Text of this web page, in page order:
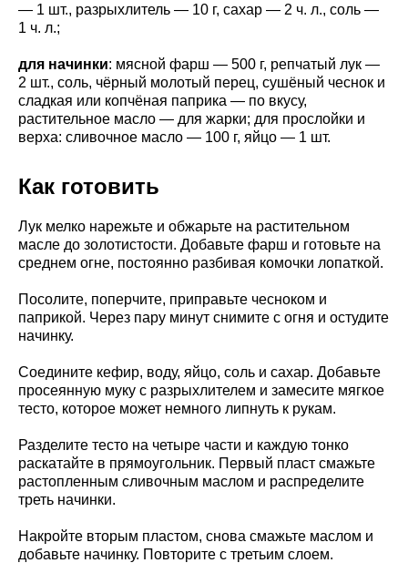
— 1 шт., разрыхлитель — 10 г, сахар — 2 ч. л., соль —
1 ч. л.;
для начинки: мясной фарш — 500 г, репчатый лук —
2 шт., соль, чёрный молотый перец, сушёный чеснок и
сладкая или копчёная паприка — по вкусу,
растительное масло — для жарки; для прослойки и
верха: сливочное масло — 100 г, яйцо — 1 шт.
Как готовить
Лук мелко нарежьте и обжарьте на растительном
масле до золотистости. Добавьте фарш и готовьте на
среднем огне, постоянно разбивая комочки лопаткой.
Посолите, поперчите, приправьте чесноком и
паприкой. Через пару минут снимите с огня и остудите
начинку.
Соедините кефир, воду, яйцо, соль и сахар. Добавьте
просеянную муку с разрыхлителем и замесите мягкое
тесто, которое может немного липнуть к рукам.
Разделите тесто на четыре части и каждую тонко
раскатайте в прямоугольник. Первый пласт смажьте
растопленным сливочным маслом и распределите
треть начинки.
Накройте вторым пластом, снова смажьте маслом и
добавьте начинку. Повторите с третьим слоем.